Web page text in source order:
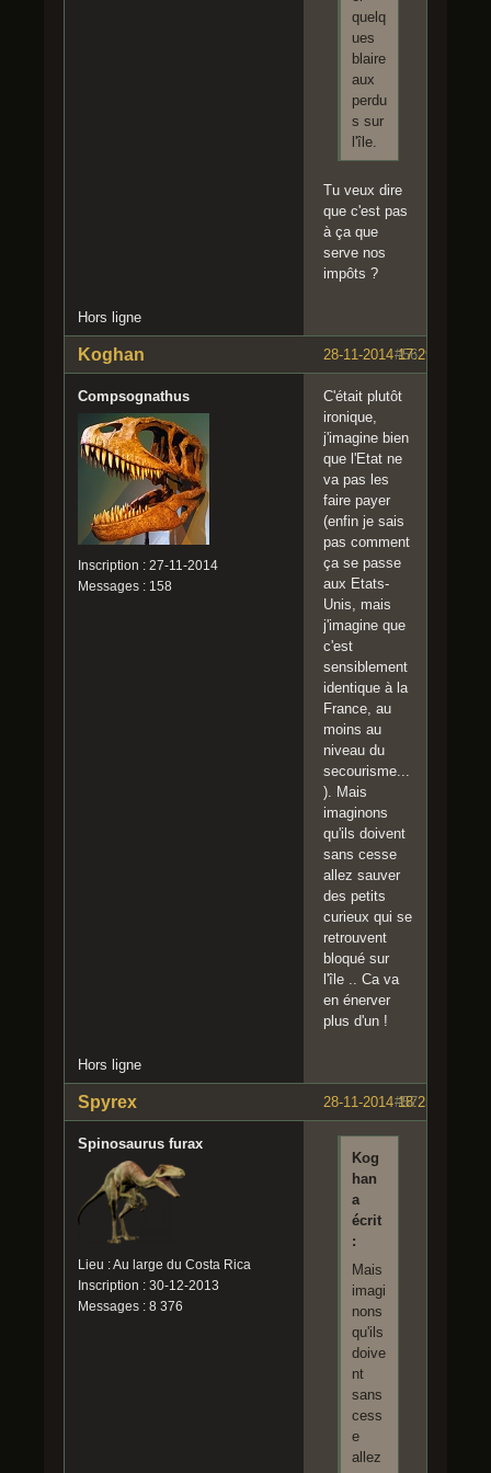
quelq
ues
blaire
aux
perdu
s sur
l'île.
Tu veux dire
que c'est pas
à ça que
serve nos
impôts ?
Hors ligne
#56
28-11-2014 17:29:17
Koghan
Compsognathus
Inscription : 27-11-2014
Messages : 158
C'était plutôt
ironique,
j'imagine bien
que l'Etat ne
va pas les
faire payer
(enfin je sais
pas comment
ça se passe
aux Etats-
Unis, mais
j'imagine que
c'est
sensiblement
identique à la
France, au
moins au
niveau du
secourisme...
). Mais
imaginons
qu'ils doivent
sans cesse
allez sauver
des petits
curieux qui se
retrouvent
bloqué sur
l'île .. Ca va
en énerver
plus d'un !
Hors ligne
#57
28-11-2014 18:25:00
Spyrex
Spinosaurus furax
Lieu : Au large du Costa Rica
Inscription : 30-12-2013
Messages : 8 376
Kog
han
a
écrit
:
Mais
imagi
nons
qu'ils
doive
nt
sans
cess
e
allez